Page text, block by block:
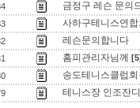
금정구 레슨 문의
사하구테니스연
레슨문의합니다
홈피관리자님께
송도테니스클럽
테니스장 인조잔